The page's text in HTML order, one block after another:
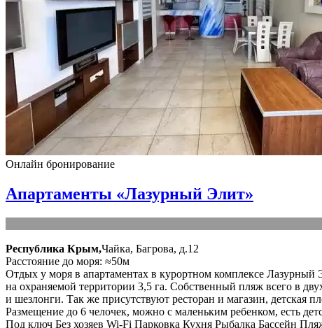
Онлайн бронирование
Апартаменты «Лазурный Элит»
Республика Крым,Чайка, Багрова, д.12
Расстояние до моря: ≈50м
Отдых у моря в апартаментах в курортном комплексе
на охраняемой территории 3,5 га. Собственный пляж всего в
и шезлонги. Так же присутствуют ресторан и магазин,
Размещение до 6 челочек, можно с маленьким ребенком, есть
Под ключ Без хозяев Wi-Fi Парковка Кухня Рыбалка Бассейн